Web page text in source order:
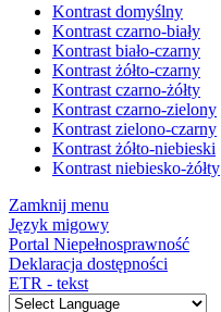
Kontrast domyślny
Kontrast czarno-biały
Kontrast biało-czarny
Kontrast żółto-czarny
Kontrast czarno-żółty
Kontrast czarno-zielony
Kontrast zielono-czarny
Kontrast żółto-niebieski
Kontrast niebiesko-żółty
Zamknij menu
Język migowy
Portal Niepełnosprawność
Deklaracja dostępności
ETR - tekst